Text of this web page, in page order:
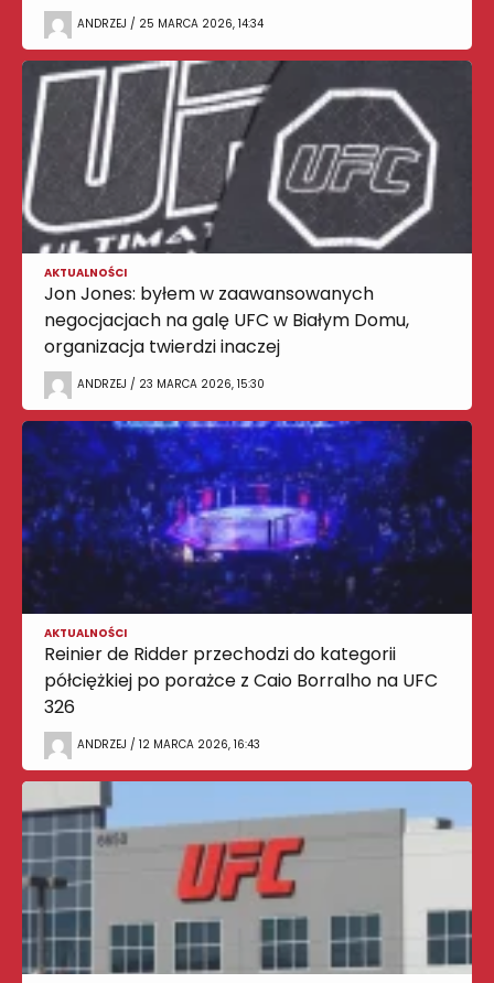
ANDRZEJ / 25 MARCA 2026, 14:34
AKTUALNOŚCI
Jon Jones: byłem w zaawansowanych
negocjacjach na galę UFC w Białym Domu,
organizacja twierdzi inaczej
ANDRZEJ / 23 MARCA 2026, 15:30
AKTUALNOŚCI
Reinier de Ridder przechodzi do kategorii
półciężkiej po porażce z Caio Borralho na UFC
326
ANDRZEJ / 12 MARCA 2026, 16:43